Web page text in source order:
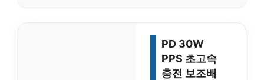
PD 30W
PPS 초고속
충전 보조배